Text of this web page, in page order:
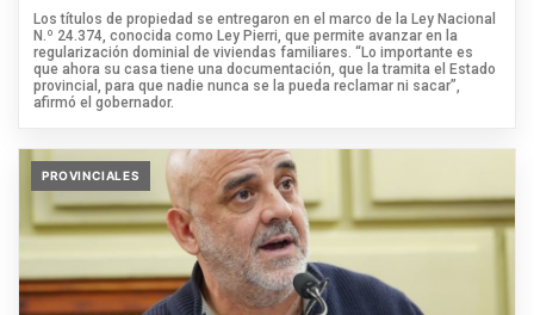
Los títulos de propiedad se entregaron en el marco de la Ley Nacional
N.º 24.374, conocida como Ley Pierri, que permite avanzar en la
regularización dominial de viviendas familiares. “Lo importante es
que ahora su casa tiene una documentación, que la tramita el Estado
provincial, para que nadie nunca se la pueda reclamar ni sacar”,
afirmó el gobernador.
PROVINCIALES